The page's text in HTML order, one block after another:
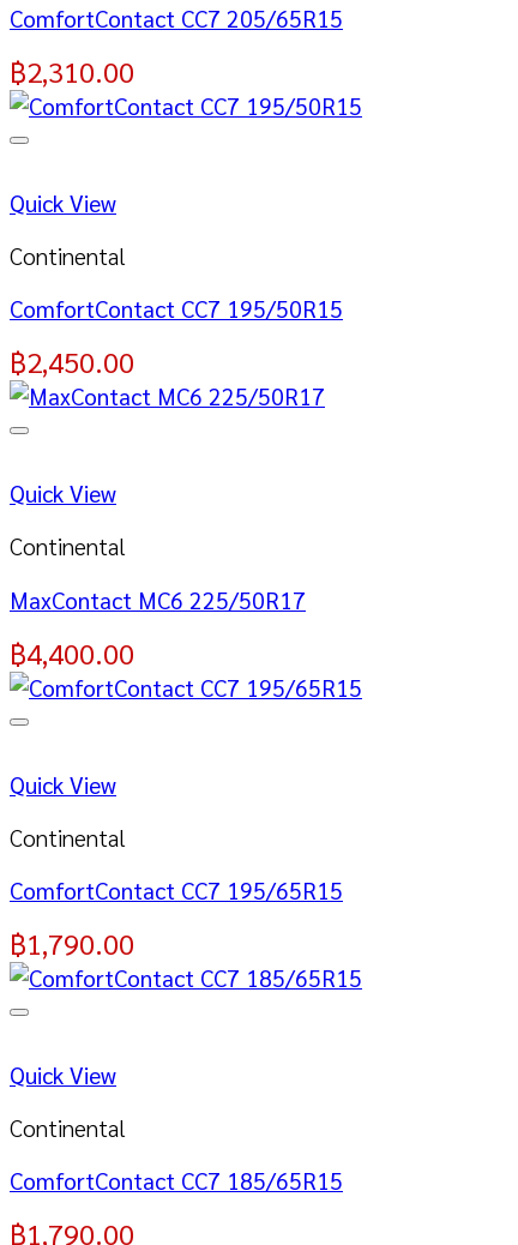
ComfortContact CC7 205/65R15
฿2,310.00
Quick View
Continental
ComfortContact CC7 195/50R15
฿2,450.00
Quick View
Continental
MaxContact MC6 225/50R17
฿4,400.00
Quick View
Continental
ComfortContact CC7 195/65R15
฿1,790.00
Quick View
Continental
ComfortContact CC7 185/65R15
฿1,790.00